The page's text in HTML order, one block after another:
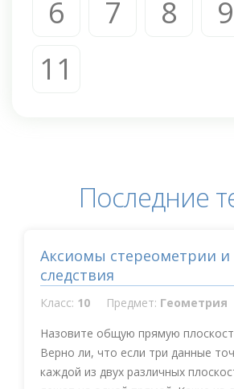
6
7 8 9
11
Последние
Аксиомы стереометрии и
следствия
Класс: 10 Предмет: Геометрия
Назовите общую прямую
Верно ли, что если три данные
каждой из двух различных